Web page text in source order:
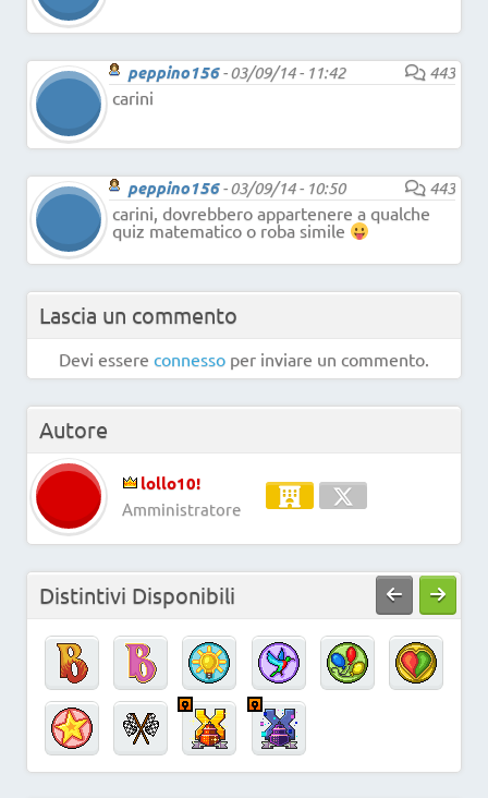
peppino156-03/09/14 - 11:42
443
carini
peppino156-03/09/14 - 10:50
443
carini, dovrebbero appartenere a qualche
quiz matematico o roba simile
Lascia un commento
Devi essere connesso per inviare un commento.
Autore
lollo10!
Amministratore
Distintivi Disponibili